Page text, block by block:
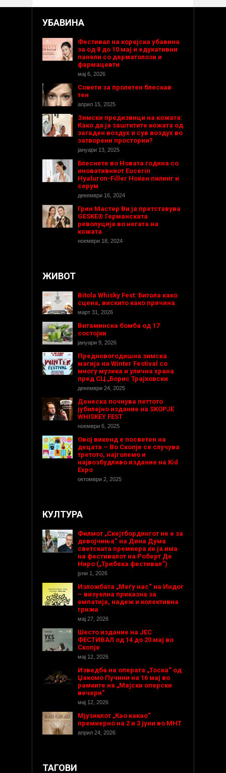
УБАВИНА
Фестивал на корејска убавина
за од 8 до 10 мај и едукативни
панели со дерматолози и
фармацевти
мај 6, 2026
Совети за пролетен блескав
тен
април 15, 2025
Зимски предизвици на кожата:
Како да ја заштитите кожата од
загаден воздух и сув воздух во
затворени простории?
јануари 13, 2025
Блеснете во Новата година со
иновативниот Eucerin
Hyaluron-Filler Ноќен пилинг и
серум
декември 16, 2024
Грин Мастер Ви ја претставува
GESKE® Германската
револуција во негата на
кожата
ноември 18, 2024
ЖИВОТ
Bitola Whisky Fest: Битола како
сцена, вискито како причина
март 31, 2026
Витаминска бомба од 17
состојки
јануари 9, 2026
Предновогодишнa зимска
магија на Winter Festival со
многу музика и улична храна
пред СЦ „Борис Трајковски
декември 24, 2025
Денеска почнува петтото
јубилејно издание на SKOPJE
WHISKEY FEST
ноември 6, 2025
Овој викенд е посветен на
децата – Во Скопје се случува
третото, најголемо и
највозбудливо издание на Kid
Expo
октомври 2, 2025
КУЛТУРА
Филмот „Скејтбордингот не е за
девојчиња“ на Дина Дума
светската премиера ќе ја има
на фестивалот на Роберт Де
Ниро („Трибека фестивал“)
јуни 1, 2026
Изложбата „Меѓу нас“ на Индог
– визуелна приказна за
емпатија, надеж и колективна
грижа
мај 27, 2026
Шесто издание на ЈЕС
ФЕСТИВАЛ од 14 до 20 мај во
Скопје
мај 12, 2026
Изведба на операта „Тоска“ од
Џакомо Пучини на 16 мај во
рамките на „Мајски оперски
вечери“
мај 12, 2026
Мјузиклот „Као какао“
премиерно на 2 и 3 јуни во МНТ
април 24, 2026
ТАГОВИ